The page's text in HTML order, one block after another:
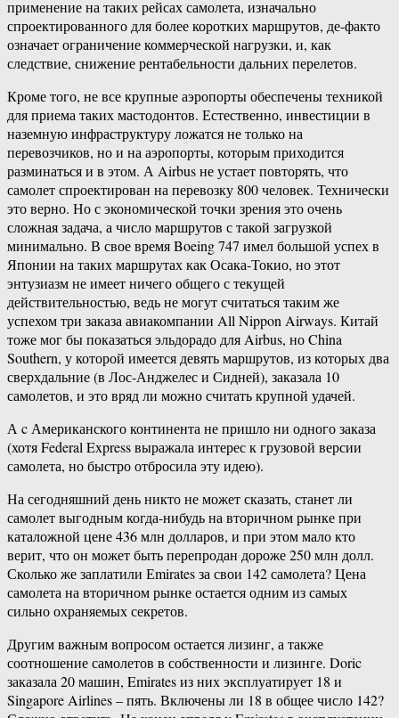
применение на таких рейсах самолета, изначально
спроектированного для более коротких маршрутов, де-факто
означает ограничение коммерческой нагрузки, и, как
следствие, снижение рентабельности дальних перелетов.
Кроме того, не все крупные аэропорты обеспечены техникой
для приема таких мастодонтов. Естественно, инвестиции в
наземную инфраструктуру ложатся не только на
перевозчиков, но и на аэропорты, которым приходится
разминаться и в этом. А Airbus не устает повторять, что
самолет спроектирован на перевозку 800 человек. Технически
это верно. Но с экономической точки зрения это очень
сложная задача, а число маршрутов с такой загрузкой
минимально. В свое время Boeing 747 имел большой успех в
Японии на таких маршрутах как Осака-Токио, но этот
энтузиазм не имеет ничего общего с текущей
действительностью, ведь не могут считаться таким же
успехом три заказа авиакомпании All Nippon Airways. Китай
тоже мог бы показаться эльдорадо для Airbus, но China
Southern, у которой имеется девять маршрутов, из которых два
сверхдальние (в Лос-Анджелес и Сидней), заказала 10
самолетов, и это вряд ли можно считать крупной удачей.
А c Американского континента не пришло ни одного заказа
(хотя Federal Express выражала интерес к грузовой версии
самолета, но быстро отбросила эту идею).
На сегодняшний день никто не может сказать, станет ли
самолет выгодным когда-нибудь на вторичном рынке при
каталожной цене 436 млн долларов, и при этом мало кто
верит, что он может быть перепродан дороже 250 млн долл.
Сколько же заплатили Еmirates за свои 142 самолета? Цена
самолета на вторичном рынке остается одним из самых
сильно охраняемых секретов.
Другим важным вопросом остается лизинг, а также
соотношение самолетов в собственности и лизинге. Doric
заказала 20 машин, Emirates из них эксплуатирует 18 и
Singapore Airlines – пять. Включены ли 18 в общее число 142?